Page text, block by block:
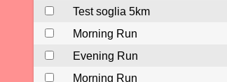
Test soglia 5km
Morning Run
Evening Run
Morning Run